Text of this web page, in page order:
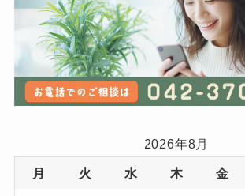
2026年8月
月 火 水 木 金